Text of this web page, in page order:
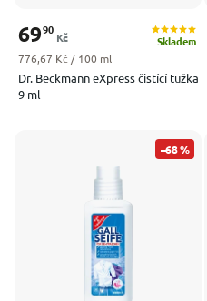
Dr. Beckmann eXpress čistící tužka
9 ml
Skladem
6990
Kč
Měrná cena:
776,67 Kč / 100 ml
–68 %